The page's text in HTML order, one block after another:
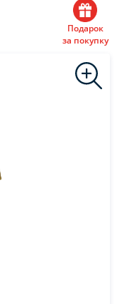
Подарок
за покупку